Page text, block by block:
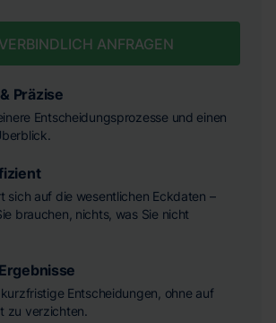
ANFRAGEN
Präzise
Entscheidungsprozesse und einen
sich auf die wesentlichen Eckdaten –
brauchen, nichts, was Sie nicht
Entscheidungen, ohne auf
zu verzichten.